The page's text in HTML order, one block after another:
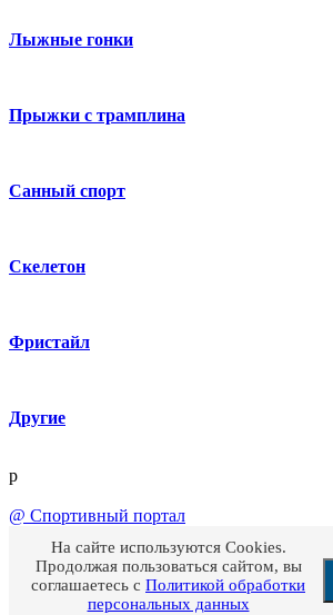
Лыжные гонки
Прыжки с трамплина
Санный спорт
Скелетон
Фристайл
Другие
p
@ Спортивный портал
На сайте используются Cookies.
Продолжая пользоваться сайтом, вы
соглашаетесь с Политикой обработки
персональных данных